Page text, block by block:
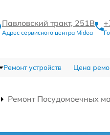
Павловский тракт, 251В
Адрес сервисного центра Midea
Ремонт устройств Цена
Ремонт Посудомоечных